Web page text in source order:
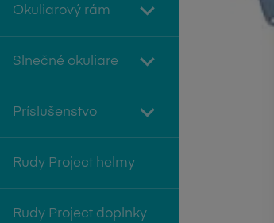
Okuliarový rám
Slnečné okuliare
Príslušenstvo
Rudy Project helmy
Rudy Project doplnky